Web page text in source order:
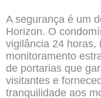
A segurança é um
Horizon. O
vigilância 24 horas,
monitoramento
de portarias que
visitantes e
tranquilidade aos